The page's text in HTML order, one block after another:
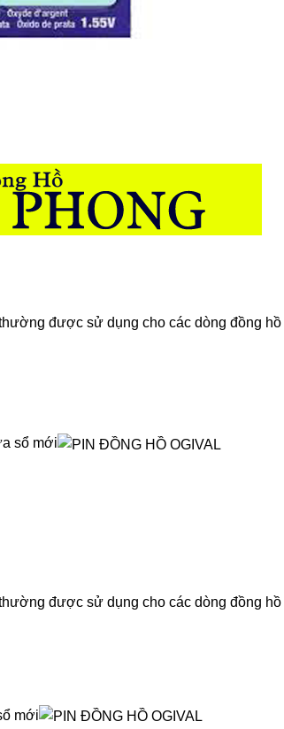
được sử dụng cho các dòng đồng hồ
sổ mới
được sử dụng cho các dòng đồng hồ
mới